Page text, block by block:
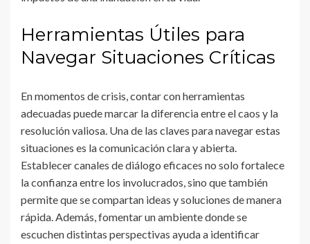
Herramientas Útiles para
Navegar Situaciones Críticas
En momentos de crisis, contar con herramientas
adecuadas puede marcar la diferencia entre el caos y la
resolución valiosa. Una de las claves para navegar estas
situaciones es la comunicación clara y abierta.
Establecer canales de diálogo eficaces no solo fortalece
la confianza entre los involucrados, sino que también
permite que se compartan ideas y soluciones de manera
rápida. Además, fomentar un ambiente donde se
escuchen distintas perspectivas ayuda a identificar